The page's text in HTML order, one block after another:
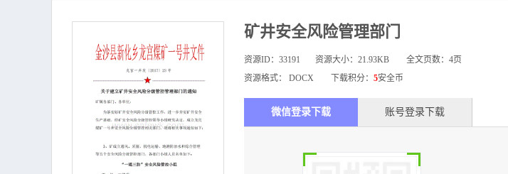
矿井安全风险管理部门
资源ID： 33191 资源大小： 21.93KB 全文页数：4页
资源格式： DOCX 下载积分： 5安全币
微信登录下载 账号登录下载